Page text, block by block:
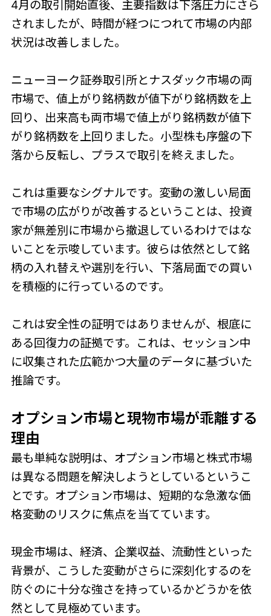
4月の取引開始直後、主要指数は下落圧力にさら
されましたが、時間が経つにつれて市場の内部
状況は改善しました。
ニューヨーク証券取引所とナスダック市場の両
市場で、値上がり銘柄数が値下がり銘柄数を上
回り、出来高も両市場で値上がり銘柄数が値下
がり銘柄数を上回りました。小型株も序盤の下
落から反転し、プラスで取引を終えました。
これは重要なシグナルです。変動の激しい局面
で市場の広がりが改善するということは、投資
家が無差別に市場から撤退しているわけではな
いことを示唆しています。彼らは依然として銘
柄の入れ替えや選別を行い、下落局面での買い
を積極的に行っているのです。
これは安全性の証明ではありませんが、根底に
ある回復力の証拠です。これは、セッション中
に収集された広範かつ大量のデータに基づいた
推論です。
オプション市場と現物市場が乖離する
理由
最も単純な説明は、オプション市場と株式市場
は異なる問題を解決しようとしているというこ
とです。オプション市場は、短期的な急激な価
格変動のリスクに焦点を当てています。
現金市場は、経済、企業収益、流動性といった
背景が、こうした変動がさらに深刻化するのを
防ぐのに十分な強さを持っているかどうかを依
然として見極めています。